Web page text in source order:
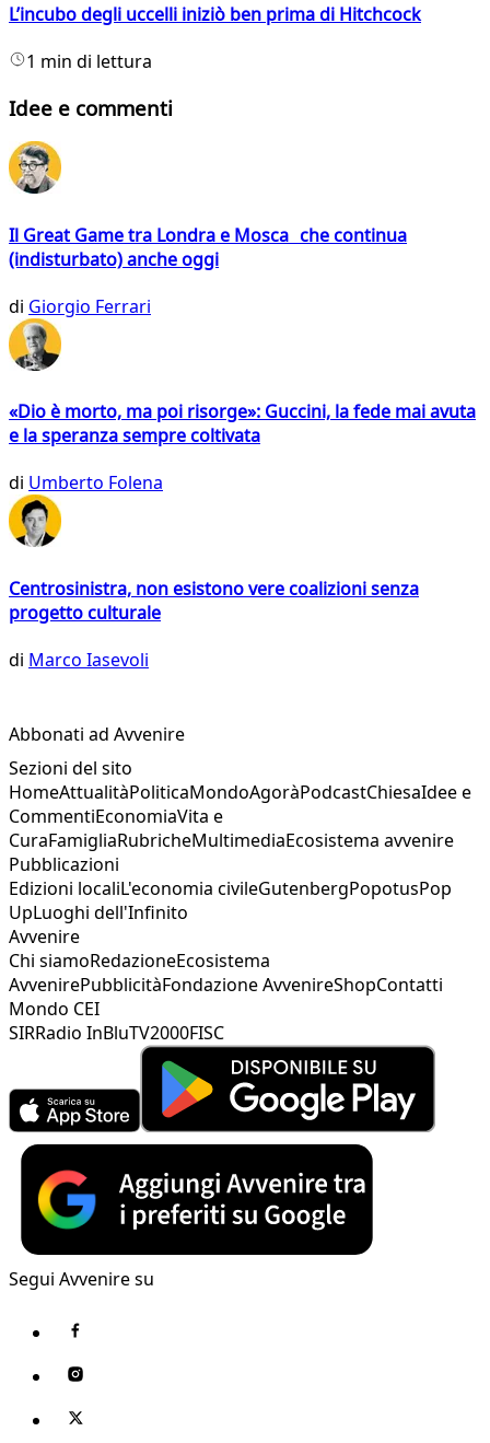
L’incubo degli uccelli iniziò ben prima di Hitchcock
1 min di lettura
Idee e commenti
Il Great Game tra Londra e Mosca che continua
(indisturbato) anche oggi
di Giorgio Ferrari
«Dio è morto, ma poi risorge»: Guccini, la fede mai avuta
e la speranza sempre coltivata
di Umberto Folena
Centrosinistra, non esistono vere coalizioni senza
progetto culturale
di Marco Iasevoli
Abbonati ad Avvenire
Sezioni del sito
HomeAttualitàPoliticaMondoAgoràPodcastChiesaIdee e
CommentiEconomiaVita e
CuraFamigliaRubricheMultimediaEcosistema avvenire
Pubblicazioni
Edizioni localiL'economia civileGutenbergPopotusPop
UpLuoghi dell'Infinito
Avvenire
Chi siamoRedazioneEcosistema
AvvenirePubblicitàFondazione AvvenireShopContatti
Mondo CEI
SIRRadio InBluTV2000FISC
Segui Avvenire su